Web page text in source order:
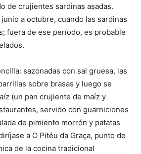
de crujientes sardinas asadas.
a octubre, cuando las sardinas
fuera de ese período, es probable
sazonadas con sal gruesa, las
sobre brasas y luego se
(un pan crujiente de maíz y
servido con guarniciones
de pimiento morrón y patatas
a O Pitéu da Graça, punto de
de la cocina tradicional